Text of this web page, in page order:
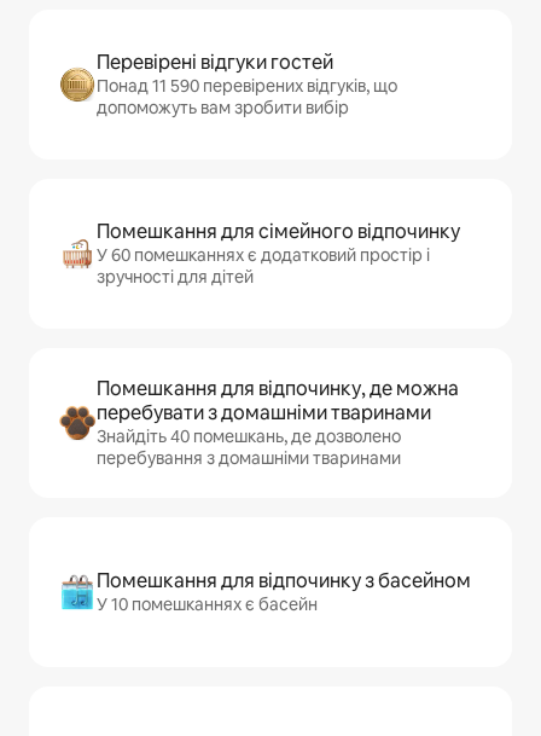
Перевірені відгуки гостей
Понад 11 590 перевірених відгуків, що
допоможуть вам зробити вибір
Помешкання для сімейного відпочинку
У 60 помешканнях є додатковий простір і
зручності для дітей
Помешкання для відпочинку, де можна
перебувати з домашніми тваринами
Знайдіть 40 помешкань, де дозволено
перебування з домашніми тваринами
Помешкання для відпочинку з басейном
У 10 помешканнях є басейн